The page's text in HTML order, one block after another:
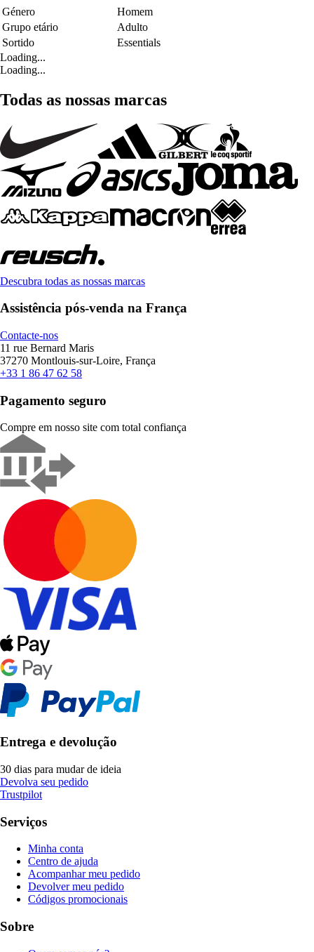
Género
Homem
Grupo etário
Adulto
Sortido
Essentials
Loading...
Loading...
Todas as nossas marcas
Descubra todas as nossas marcas
Assistência pós-venda na França
Contacte-nos
11 rue Bernard Maris
37270 Montlouis-sur-Loire, França
+33 1 86 47 62 58
Pagamento seguro
Compre em nosso site com total confiança
Entrega e devolução
30 dias para mudar de ideia
Devolva seu pedido
Trustpilot
Serviços
Minha conta
Centro de ajuda
Acompanhar meu pedido
Devolver meu pedido
Códigos promocionais
Sobre